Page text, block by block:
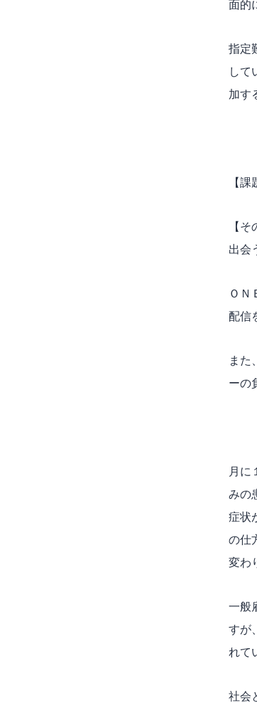
面的
指定
して
加す
【
【
出会
ＯＮ
配信
また
ーの
月に
みの
症状
の仕
変わ
一般
すが
れて
社会